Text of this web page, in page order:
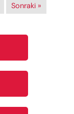
Sonraki »